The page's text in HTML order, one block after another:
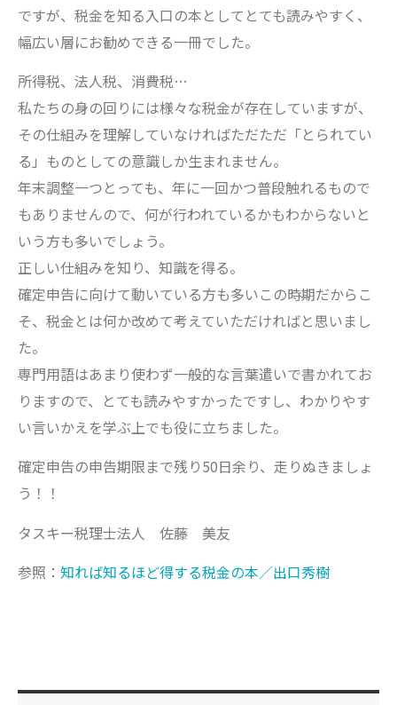
ですが、税金を知る入口の本としてとても読みやすく、
幅広い層にお勧めできる一冊でした。
所得税、法人税、消費税…
私たちの身の回りには様々な税金が存在していますが、
その仕組みを理解していなければただただ「とられてい
る」ものとしての意識しか生まれません。
年末調整一つとっても、年に一回かつ普段触れるもので
もありませんので、何が行われているかもわからないと
いう方も多いでしょう。
正しい仕組みを知り、知識を得る。
確定申告に向けて動いている方も多いこの時期だからこ
そ、税金とは何か改めて考えていただければと思いまし
た。
専門用語はあまり使わず一般的な言葉遣いで書かれてお
りますので、とても読みやすかったですし、わかりやす
い言いかえを学ぶ上でも役に立ちました。
確定申告の申告期限まで残り50日余り、走りぬきましょ
う！！
タスキー税理士法人 佐藤 美友
参照： 知れば知るほど得する税金の本／出口秀樹